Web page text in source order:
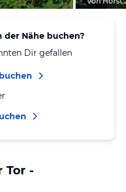
der Nähe buchen?
Dir gefallen
Tor -